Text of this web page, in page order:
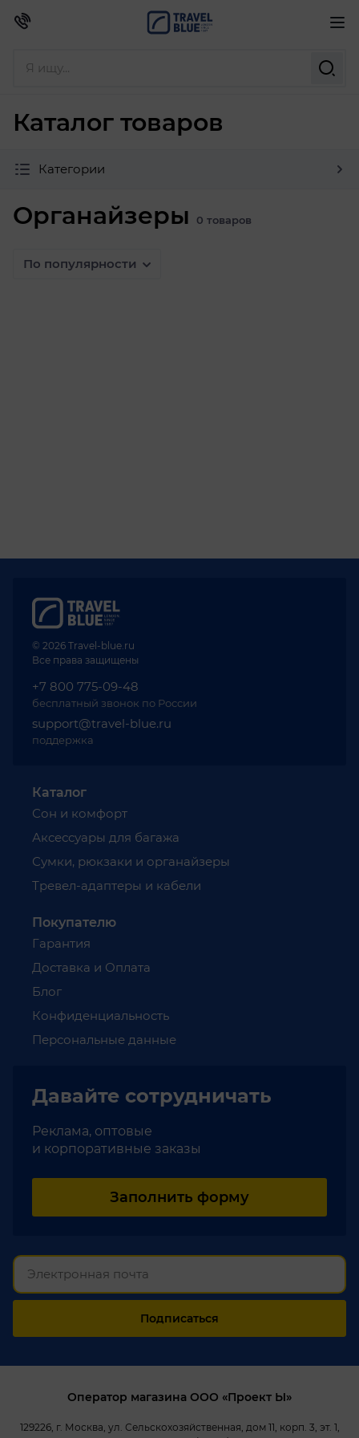
Каталог товаров
Категории
Органайзеры 0 товаров
© 2026 Travel-blue.ru
Все права защищены
+7 800 775-09-48
бесплатный звонок по России
support@travel-blue.ru
поддержка
Каталог
Сон и комфорт
Аксессуары для багажа
Сумки, рюкзаки и органайзеры
Тревел-адаптеры и кабели
Покупателю
Гарантия
Доставка и Оплата
Блог
Конфиденциальность
Персональные данные
Давайте сотрудничать
Реклама, оптовые
и корпоративные заказы
Заполнить форму
Подписаться
Оператор магазина ООО «Проект Ы»
129226, г. Москва, ул. Сельскохозяйственная, дом 11, корп. 3, эт. 1,